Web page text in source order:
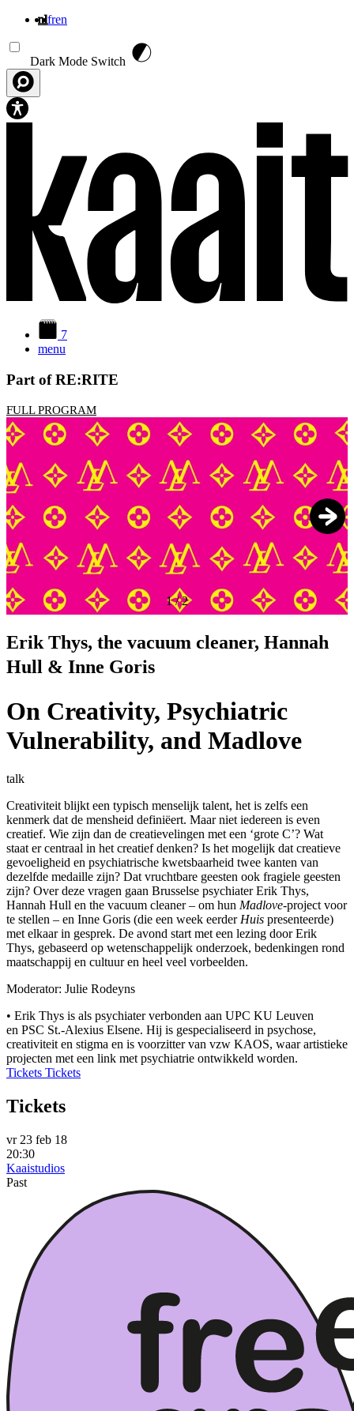
nlfren
Dark Mode Switch
7
menu
Part of RE:RITE
FULL PROGRAM
1/2
Erik Thys, the vacuum cleaner, Hannah
Hull & Inne Goris
On Creativity, Psychiatric
Vulnerability, and Madlove
talk
Creativiteit blijkt een typisch menselijk talent, het is zelfs een
kenmerk dat de mensheid definiëert. Maar niet iedereen is even
creatief. Wie zijn dan de creatievelingen met een ‘grote C’? Wat
staat er centraal in het creatief denken? Is het mogelijk dat creatieve
gevoeligheid en psychiatrische kwetsbaarheid twee kanten van
dezelfde medaille zijn? Dat vruchtbare geesten ook fragiele geesten
zijn? Over deze vragen gaan Brusselse psychiater Erik Thys,
Hannah Hull en the vacuum cleaner – om hun Madlove-project voor
te stellen – en Inne Goris (die een week eerder Huis presenteerde)
met elkaar in gesprek. De avond start met een lezing door Erik
Thys, gebaseerd op wetenschappelijk onderzoek, bedenkingen rond
maatschappij en cultuur en heel veel vorbeelden.
Moderator: Julie Rodeyns
• Erik Thys is als psychiater verbonden aan UPC KU Leuven
en PSC St.-Alexius Elsene. Hij is gespecialiseerd in psychose,
creativiteit en stigma en is voorzitter van vzw KAOS, waar artistieke
projecten met een link met psychiatrie ontwikkeld worden.
Tickets Tickets
Tickets
vr 23 feb 18
20:30
Kaaistudios
Past